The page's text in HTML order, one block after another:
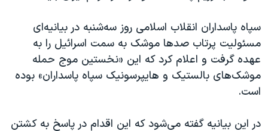
سپاه پاسداران انقلاب اسلامی روز سه‌شنبه در بیانیه‌ای
مسئولیت پرتاب صدها موشک به سمت اسرائیل را به
عهده گرفت و اعلام کرد که این «نخستین موج حمله
موشک‌های بالستیک و هایپرسونیک سپاه پاسداران» بوده
است.
در این بیانیه گفته می‌شود که این اقدام در پاسخ به کشتن